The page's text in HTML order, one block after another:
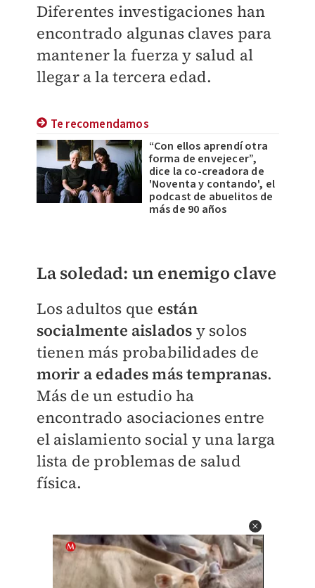
Diferentes investigaciones han
encontrado algunas claves para
mantener la fuerza y salud al
llegar a la tercera edad.
Te recomendamos
“Con ellos aprendí otra
forma de envejecer”,
dice la co-creadora de
'Noventa y contando', el
podcast de abuelitos de
más de 90 años
La soledad: un enemigo clave
Los adultos que están
socialmente aislados y solos
tienen más probabilidades de
morir a edades más tempranas.
Más de un estudio ha
encontrado asociaciones entre
el aislamiento social y una larga
lista de problemas de salud
física.